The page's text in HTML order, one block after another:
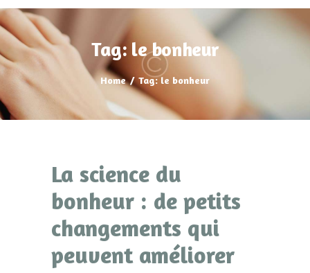
Tag: le bonheur
Home Tag: le bonheur
ARTICLES
CONSULTATIONS
PRENEZ UN RDV
La science du
bonheur : de petits
changements qui
peuvent améliorer